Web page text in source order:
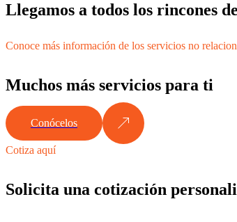
Llegamos a todos los rincones
Conoce más información de los servicios no
Muchos más servicios para ti
Conócelos
Cotiza aquí
Solicita una cotización